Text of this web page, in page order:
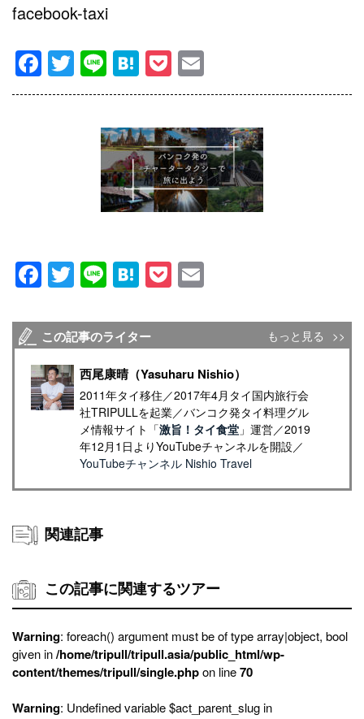
facebook-taxi
Facebook
Twitter
LineHatenaPocket
Facebook
Twitter
LineHatenaPocket
この記事のライター もっと見る
西尾康晴（Yasuharu Nishio）
2011年タイ移住／2017年4月タイ国内旅行会
社TRIPULLを起業／バンコク発タイ料理グル
メ情報サイト「激旨！タイ食堂」運営／2019
年12月1日よりYouTubeチャンネルを開設／
YouTubeチャンネル Nishio Travel
関連記事
この記事に関連するツアー
Warning: foreach() argument must be of type array|object, bool
given in/home/tripull/tripull.asia/public_html/wp-
content/themes/tripull/single.phpon line70
Warning: Undefined variable $act_parent_slug in